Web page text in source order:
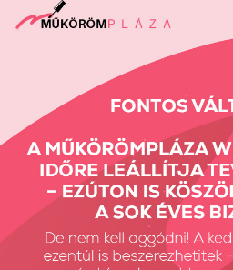
Vissza: CRYSTAL NAILS
Előző termék
Részletes Kereső
Keresés...